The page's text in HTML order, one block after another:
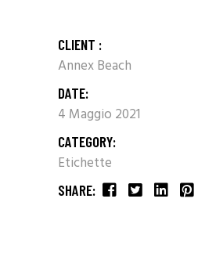
CLIENT :
Annex Beach
DATE:
4 Maggio 2021
CATEGORY:
Etichette
SHARE: